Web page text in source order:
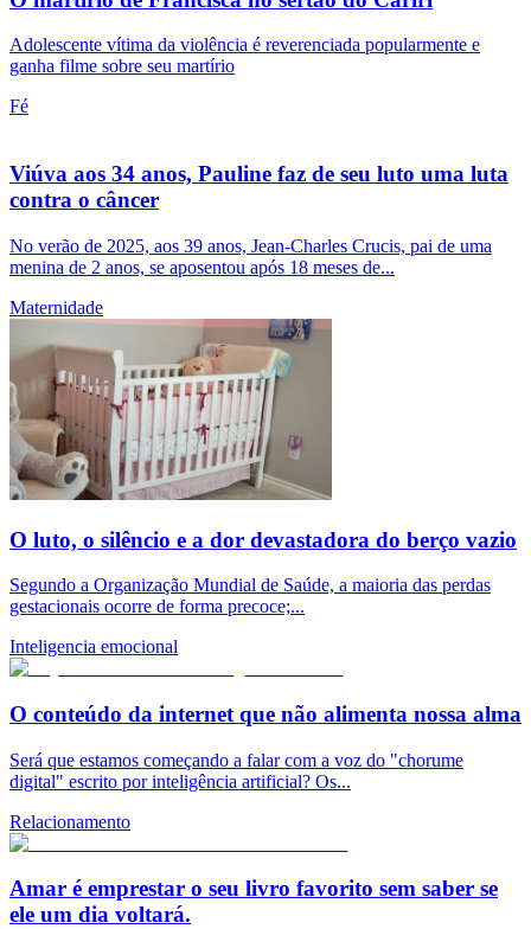
Adolescente vítima da violência é reverenciada popularmente e
ganha filme sobre seu martírio
Fé
Viúva aos 34 anos, Pauline faz de seu luto uma luta
contra o câncer
No verão de 2025, aos 39 anos, Jean-Charles Crucis, pai de uma
menina de 2 anos, se aposentou após 18 meses de...
Maternidade
O luto, o silêncio e a dor devastadora do berço vazio
Segundo a Organização Mundial de Saúde, a maioria das perdas
gestacionais ocorre de forma precoce;...
Inteligencia emocional
O conteúdo da internet que não alimenta nossa alma
Será que estamos começando a falar com a voz do "chorume
digital" escrito por inteligência artificial? Os...
Relacionamento
Amar é emprestar o seu livro favorito sem saber se
ele um dia voltará.